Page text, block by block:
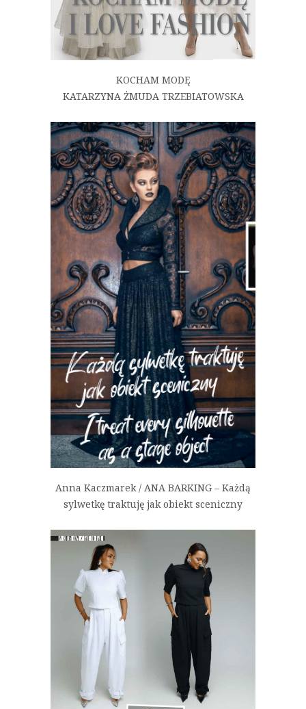
KOCHAM MODĘ
KATARZYNA ŻMUDA TRZEBIATOWSKA
Anna Kaczmarek / ANA BARKING – Każdą
sylwetkę traktuję jak obiekt sceniczny